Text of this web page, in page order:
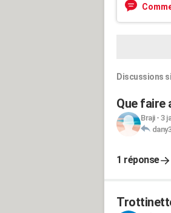
Discussions
Que faire
Braji- 3
1 réponse